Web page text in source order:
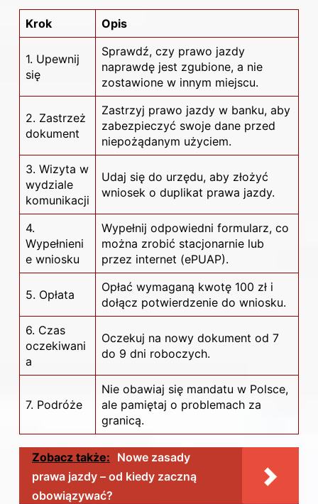
Krok Opis
1. Upewnij
się
Sprawdź, czy prawo jazdy
naprawdę jest zgubione, a nie
zostawione w innym miejscu.
2. Zastrzeż
dokument
Zastrzyj prawo jazdy w banku, aby
zabezpieczyć swoje dane przed
niepożądanym użyciem.
3. Wizyta w
wydziale
komunikacji
Udaj się do urzędu, aby złożyć
wniosek o duplikat prawa jazdy.
4.
Wypełnieni
e wniosku
Wypełnij odpowiedni formularz, co
można zrobić stacjonarnie lub
przez internet (ePUAP).
5. Opłata
Opłać wymaganą kwotę 100 zł i
dołącz potwierdzenie do wniosku.
6. Czas
oczekiwani
a
Oczekuj na nowy dokument od 7
do 9 dni roboczych.
7. Podróże
Nie obawiaj się mandatu w Polsce,
ale pamiętaj o problemach za
granicą.
Zobacz także: Nowe zasady
prawa jazdy – od kiedy zaczną
obowiązywać?